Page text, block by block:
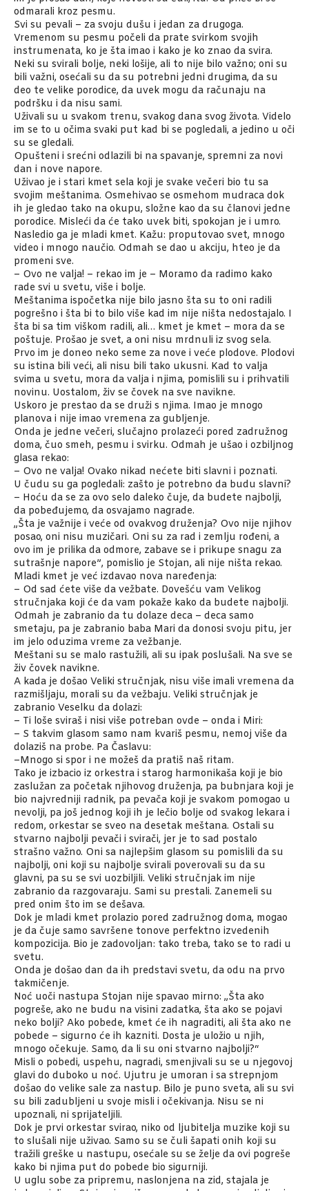
odmarali kroz pesmu.
Svi su pevali – za svoju dušu i jedan za drugoga.
Vremenom su pesmu počeli da prate svirkom svojih
instrumenata, ko je šta imao i kako je ko znao da svira.
Neki su svirali bolje, neki lošije, ali to nije bilo važno; oni su
bili važni, osećali su da su potrebni jedni drugima, da su
deo te velike porodice, da uvek mogu da računaju na
podršku i da nisu sami.
Uživali su u svakom trenu, svakog dana svog života. Videlo
im se to u očima svaki put kad bi se pogledali, a jedino u oči
su se gledali.
Opušteni i srećni odlazili bi na spavanje, spremni za novi
dan i nove napore.
Uživao je i stari kmet sela koji je svake večeri bio tu sa
svojim meštanima. Osmehivao se osmehom mudraca dok
ih je gledao tako na okupu, složne kao da su članovi jedne
porodice. Misleći da će tako uvek biti, spokojan je i umro.
Nasledio ga je mladi kmet. Kažu: proputovao svet, mnogo
video i mnogo naučio. Odmah se dao u akciju, hteo je da
promeni sve.
– Ovo ne valja! – rekao im je – Moramo da radimo kako
rade svi u svetu, više i bolje.
Meštanima ispočetka nije bilo jasno šta su to oni radili
pogrešno i šta bi to bilo više kad im nije ništa nedostajalo. I
šta bi sa tim viškom radili, ali… kmet je kmet – mora da se
poštuje. Prošao je svet, a oni nisu mrdnuli iz svog sela.
Prvo im je doneo neko seme za nove i veće plodove. Plodovi
su istina bili veći, ali nisu bili tako ukusni. Kad to valja
svima u svetu, mora da valja i njima, pomislili su i prihvatili
novinu. Uostalom, živ se čovek na sve navikne.
Uskoro je prestao da se druži s njima. Imao je mnogo
planova i nije imao vremena za gubljenje.
Onda je jedne večeri, slučajno prolazeći pored zadružnog
doma, čuo smeh, pesmu i svirku. Odmah je ušao i ozbiljnog
glasa rekao:
– Ovo ne valja! Ovako nikad nećete biti slavni i poznati.
U čudu su ga pogledali: zašto je potrebno da budu slavni?
– Hoću da se za ovo selo daleko čuje, da budete najbolji,
da pobeđujemo, da osvajamo nagrade.
„Šta je važnije i veće od ovakvog druženja? Ovo nije njihov
posao, oni nisu muzičari. Oni su za rad i zemlju rođeni, a
ovo im je prilika da odmore, zabave se i prikupe snagu za
sutrašnje napore”, pomislio je Stojan, ali nije ništa rekao.
Mladi kmet je već izdavao nova naređenja:
– Od sad ćete više da vežbate. Dovešću vam Velikog
stručnjaka koji će da vam pokaže kako da budete najbolji.
Odmah je zabranio da tu dolaze deca – deca samo
smetaju, pa je zabranio baba Mari da donosi svoju pitu, jer
im jelo oduzima vreme za vežbanje.
Meštani su se malo rastužili, ali su ipak poslušali. Na sve se
živ čovek navikne.
A kada je došao Veliki stručnjak, nisu više imali vremena da
razmišljaju, morali su da vežbaju. Veliki stručnjak je
zabranio Veselku da dolazi:
– Ti loše sviraš i nisi više potreban ovde – onda i Miri:
– S takvim glasom samo nam kvariš pesmu, nemoj više da
dolaziš na probe. Pa Časlavu:
–Mnogo si spor i ne možeš da pratiš naš ritam.
Tako je izbacio iz orkestra i starog harmonikaša koji je bio
zaslužan za početak njihovog druženja, pa bubnjara koji je
bio najvredniji radnik, pa pevača koji je svakom pomogao u
nevolji, pa još jednog koji ih je lečio bolje od svakog lekara i
redom, orkestar se sveo na desetak meštana. Ostali su
stvarno najbolji pevači i svirači, jer je to sad postalo
strašno važno. Oni sa najlepšim glasom su pomislili da su
najbolji, oni koji su najbolje svirali poverovali su da su
glavni, pa su se svi uozbiljili. Veliki stručnjak im nije
zabranio da razgovaraju. Sami su prestali. Zanemeli su
pred onim što im se dešava.
Dok je mladi kmet prolazio pored zadružnog doma, mogao
je da čuje samo savršene tonove perfektno izvedenih
kompozicija. Bio je zadovoljan: tako treba, tako se to radi u
svetu.
Onda je došao dan da ih predstavi svetu, da odu na prvo
takmičenje.
Noć uoči nastupa Stojan nije spavao mirno: „Šta ako
pogreše, ako ne budu na visini zadatka, šta ako se pojavi
neko bolji? Ako pobede, kmet će ih nagraditi, ali šta ako ne
pobede – sigurno će ih kazniti. Dosta je uložio u njih,
mnogo očekuje. Samo, da li su oni stvarno najbolji?“
Misli o pobedi, uspehu, nagradi, smenjivali su se u njegovoj
glavi do duboko u noć. Ujutru je umoran i sa strepnjom
došao do velike sale za nastup. Bilo je puno sveta, ali su svi
su bili zadubljeni u svoje misli i očekivanja. Nisu se ni
upoznali, ni sprijateljili.
Dok je prvi orkestar svirao, niko od ljubitelja muzike koji su
to slušali nije uživao. Samo su se čuli šapati onih koji su
tražili greške u nastupu, osećale su se želje da ovi pogreše
kako bi njima put do pobede bio sigurniji.
U uglu sobe za pripremu, naslonjena na zid, stajala je